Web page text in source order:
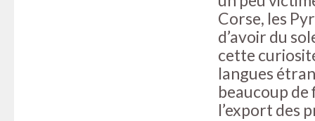
Corse, les
d’avoir du
cette
langues
beaucoup de
l’export des